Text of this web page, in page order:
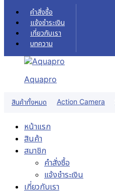
Skip to content
คำสั่งซื้อ
แจ้งชำระเงิน
เกี่ยวกับเรา
บทความ
Aquapro
สินค้าทั้งหมด Action Camera
หน้าแรก
สินค้า
สมาชิก
คำสั่งซื้อ
แจ้งชำระเงิน
เกี่ยวกับเรา